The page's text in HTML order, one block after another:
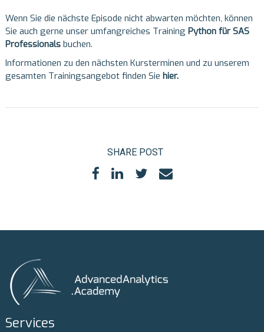
Wenn Sie die nächste Episode nicht abwarten möchten, können
Sie auch gerne unser umfangreiches Training Python für SAS
Professionals buchen.
Informationen zu den nächsten Kursterminen und zu unserem
gesamten Trainingsangebot finden Siehier.
SHARE POST
Services